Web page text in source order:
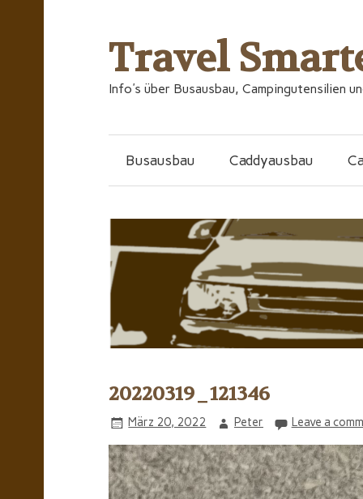
Travel
Info's über Busausbau, Campingutensilien
Busausbau Caddyausbau
20220319_121346
März 20, 2022 Peter Leave a